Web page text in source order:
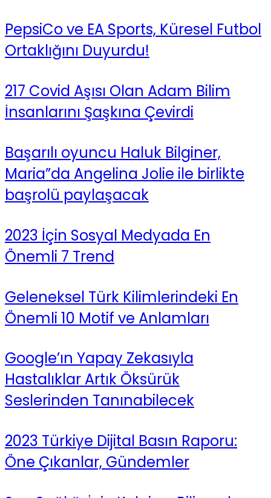
PepsiCo ve EA Sports, Küresel Futbol
Ortaklığını Duyurdu!
217 Covid Aşısı Olan Adam Bilim
İnsanlarını Şaşkına Çevirdi
Başarılı oyuncu Haluk Bilginer,
Maria”da Angelina Jolie ile birlikte
başrolü paylaşacak
2023 İçin Sosyal Medyada En
Önemli 7 Trend
Geleneksel Türk Kilimlerindeki En
Önemli 10 Motif ve Anlamları
Google’ın Yapay Zekasıyla
Hastalıklar Artık Öksürük
Seslerinden Tanınabilecek
2023 Türkiye Dijital Basın Raporu:
Öne Çıkanlar, Gündemler